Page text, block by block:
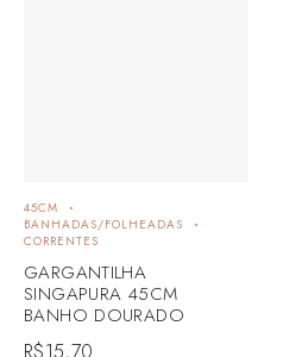
45CM
BANHADAS/FOLHEADAS
CORRENTES
GARGANTILHA
SINGAPURA 45CM
BANHO DOURADO